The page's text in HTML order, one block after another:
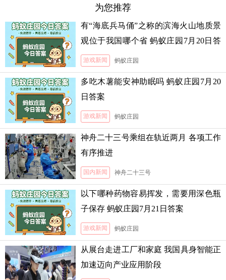
为您推荐
有“海底兵马俑”之称的滨海火山地质景
观位于我国哪个省 蚂蚁庄园7月20日答
案
游戏新闻 蚂蚁庄园
多吃木薯能安神助眠吗 蚂蚁庄园7月20
日答案
游戏新闻 蚂蚁庄园
神舟二十三号乘组在轨近两月 各项工作
有序推进
国内新闻 神舟二十三号
以下哪种药物容易挥发，需要用深色瓶
子保存 蚂蚁庄园7月21日答案
游戏新闻 蚂蚁庄园
从展台走进工厂和家庭 我国具身智能正
加速迈向产业应用阶段